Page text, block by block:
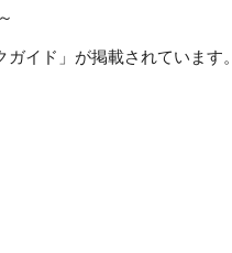
ガイド」が掲載されています